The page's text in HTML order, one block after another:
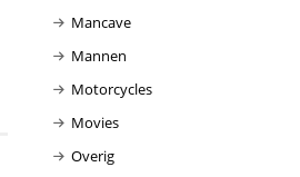
Mancave
Mannen
Motorcycles
Movies
Overig